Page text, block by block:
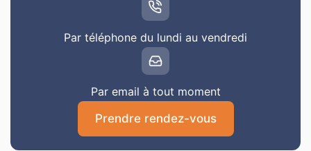
Par téléphone du lundi au vendredi
Par email à tout moment
Prendre rendez-vous